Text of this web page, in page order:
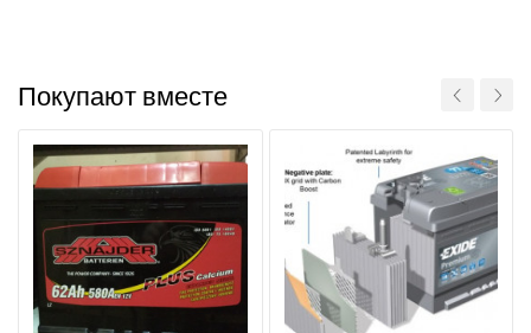
Покупают вместе
При отсутствии связи - пишите, звоните в Viber /
Telegram (093) 600-51-11
Написать в Viber Написать в Telegram